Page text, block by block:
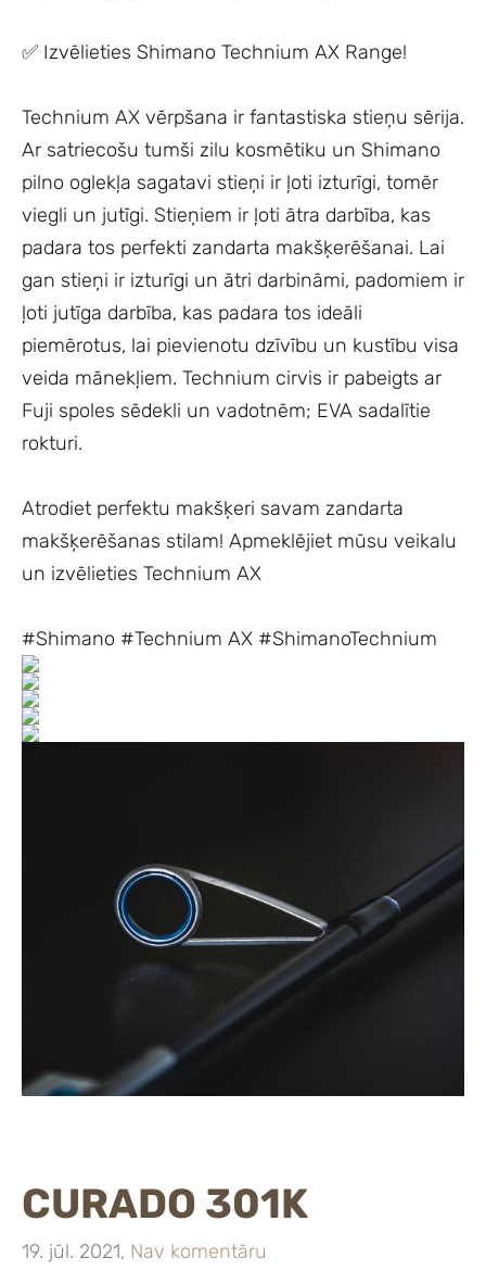
✅ Izvēlieties Shimano Technium AX Range!
Technium AX vērpšana ir fantastiska stieņu sērija.
Ar satriecošu tumši zilu kosmētiku un Shimano
pilno oglekļa sagatavi stieņi ir ļoti izturīgi, tomēr
viegli un jutīgi. Stieņiem ir ļoti ātra darbība, kas
padara tos perfekti zandarta makšķerēšanai. Lai
gan stieņi ir izturīgi un ātri darbināmi, padomiem ir
ļoti jutīga darbība, kas padara tos ideāli
piemērotus, lai pievienotu dzīvību un kustību visa
veida mānekļiem. Technium cirvis ir pabeigts ar
Fuji spoles sēdekli un vadotnēm; EVA sadalītie
rokturi.
Atrodiet perfektu makšķeri savam zandarta
makšķerēšanas stilam! Apmeklējiet mūsu veikalu
un izvēlieties Technium AX
#Shimano #Technium AX #ShimanoTechnium
CURADO 301K
19. jūl. 2021, Nav komentāru